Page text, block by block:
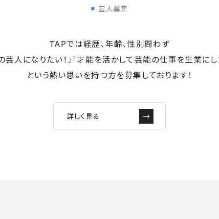
芸人募集
TAPでは経歴、年齢、性別問わず
芸人になりたい！」「才能を活かして芸能の仕事を生業にし
という熱い思いを持つ方を募集しております！
詳しく見る